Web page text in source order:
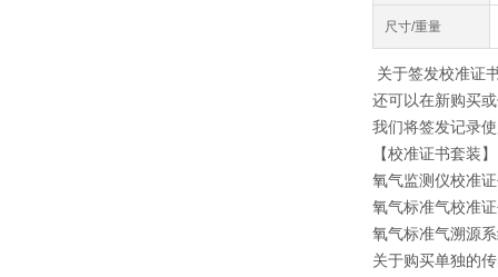
尺寸/重量
关于签发校准证
还可以在新购买
我们将签发记录
【校准证书套装】
氧气监测仪校准
氧气标准气校准
氧气标准气溯源
关于购买单独的